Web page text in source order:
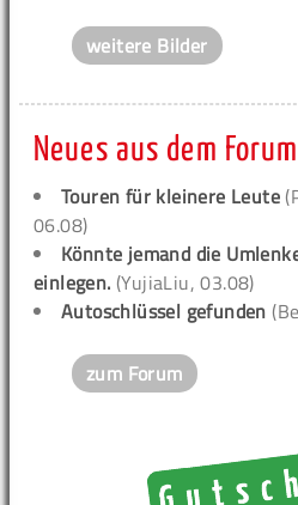
weitere Bilder
Neues aus dem Forum
Touren für kleinere Leute
06.08)
Könnte jemand die
einlegen. (YujiaLiu, 03.08)
Autoschlüssel gefunden
zum Forum